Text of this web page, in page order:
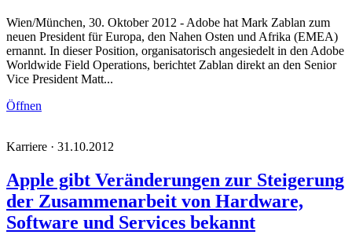
Wien/München, 30. Oktober 2012 - Adobe hat Mark Zablan zum
neuen President für Europa, den Nahen Osten und Afrika (EMEA)
ernannt. In dieser Position, organisatorisch angesiedelt in den Adobe
Worldwide Field Operations, berichtet Zablan direkt an den Senior
Vice President Matt...
Öffnen
Karriere · 31.10.2012
Apple gibt Veränderungen zur Steigerung
der Zusammenarbeit von Hardware,
Software und Services bekannt